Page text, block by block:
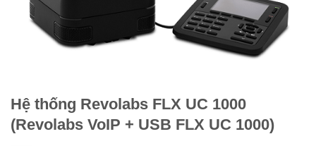
Hệ thống Revolabs FLX UC 1000
(Revolabs VoIP + USB FLX UC 1000)